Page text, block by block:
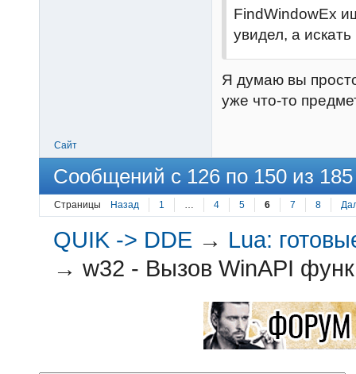
FindWindowEx
увидел, а
Я думаю вы
уже что-то
Сайт
Сообщений с 126 по 150 из 185
Страницы Назад 1 … 4 5 6 7 8
QUIK -> DDE → Lua:
→w32 - Вызов WinAPI